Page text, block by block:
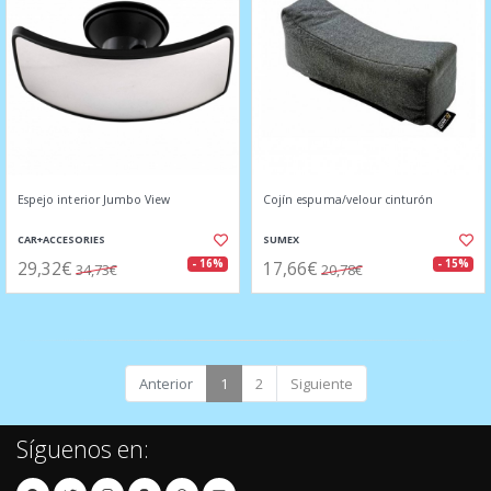
Espejo interior Jumbo View
CAR+ACCESORIES
29,32€ 34,73€ - 16%
Cojín espuma/velour cinturón
SUMEX
17,66€ 20,78€ - 15%
Anterior 1 2 Siguiente
Síguenos en: